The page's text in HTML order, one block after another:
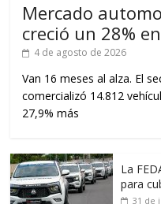
Mercado
creció un 28%
4 de agosto de 2026
Van 16 meses al alza. El
comercializó 14.812
27,9% más
La
para
31 de